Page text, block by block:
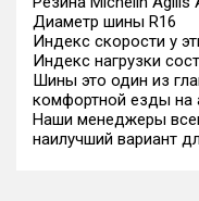
Диаметр шины R16
Индекс скорости у
Индекс нагрузки
Шины это один из
комфортной езды на
Наши менеджеры
наилучший вариант